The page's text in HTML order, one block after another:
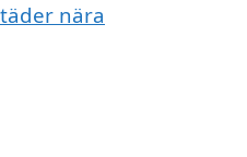
nära